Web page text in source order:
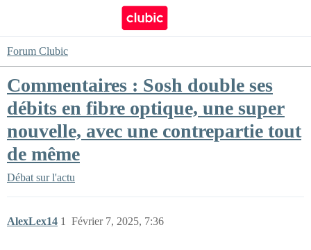
Forum Clubic
Commentaires : Sosh double ses
débits en fibre optique, une super
nouvelle, avec une contrepartie tout
de même
Débat sur l'actu
AlexLex14 Février 7, 2025, 7:36
1